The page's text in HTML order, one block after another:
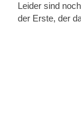
Leider sind
der Erste, der